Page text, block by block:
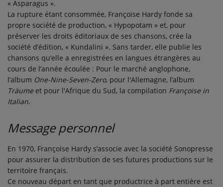
« Asparagus ».
La rupture étant consommée, Françoise Hardy fonde sa
propre société de production, « Hypopotam » et, pour
préserver les droits éditoriaux de ses chansons, crée la
société d’édition, « Kundalini ». Sans tarder, elle publie les
chansons qu’elle a enregistrées en langues étrangères au
cours de l’année écoulée : Pour le marché anglophone,
l’album One-Nine-Seven-Zero, pour l'Allemagne, l’album
Träumeet pour l'Afrique du Sud, la compilation Françoise in
Italian.
Message personnel
En 1970, Françoise Hardy s’associe avec la société Sonopresse
pour assurer la distribution de ses futures productions sur le
territoire français.
Ce nouveau départ en tant que productrice à part entière est